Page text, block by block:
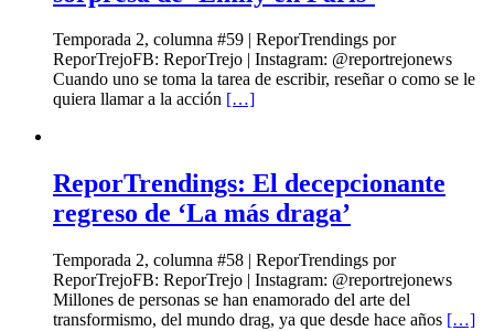
Temporada 2, columna #59 | ReporTrendings por
ReporTrejoFB: ReporTrejo | Instagram: @reportrejonews
Cuando uno se toma la tarea de escribir, reseñar o como se le
quiera llamar a la acción […]
ReporTrendings: El decepcionante
regreso de ‘La más draga’
Temporada 2, columna #58 | ReporTrendings por
ReporTrejoFB: ReporTrejo | Instagram: @reportrejonews
Millones de personas se han enamorado del arte del
transformismo, del mundo drag, ya que desde hace años […]